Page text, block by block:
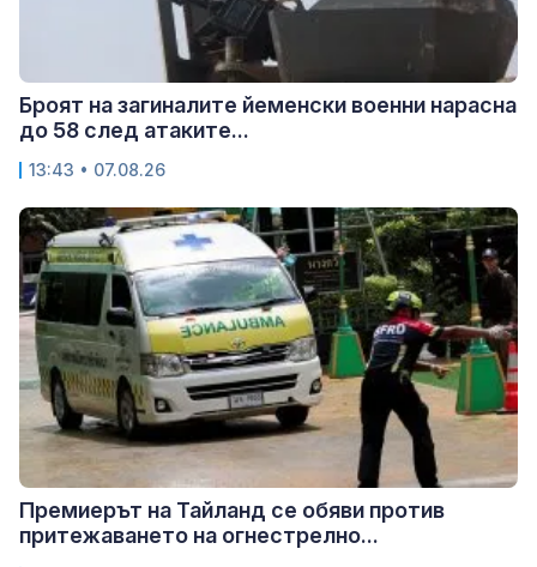
Броят на загиналите йеменски военни нарасна
до 58 след атаките...
13:43 • 07.08.26
Премиерът на Тайланд се обяви против
притежаването на огнестрелно...